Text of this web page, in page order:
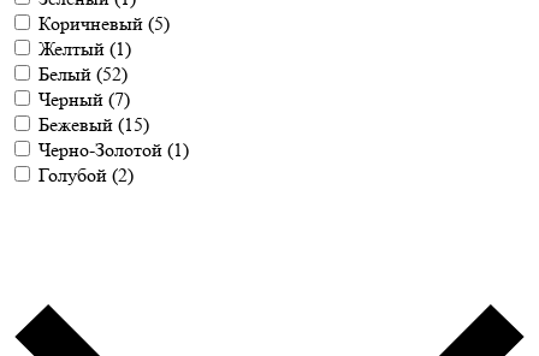
Коричневый (5)
Желтый (1)
Белый (52)
Черный (7)
Бежевый (15)
Черно-Золотой (1)
Голубой (2)